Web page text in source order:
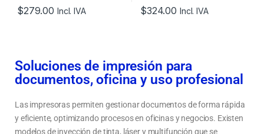
$279.00 Incl. IVA $324.00 Incl. IVA
Soluciones de impresión para
documentos, oficina y uso profesional
Las impresoras permiten gestionar documentos de forma rápida
y eficiente, optimizando procesos en oficinas y negocios. Existen
modelos de inyección de tinta, láser y multifunción que se